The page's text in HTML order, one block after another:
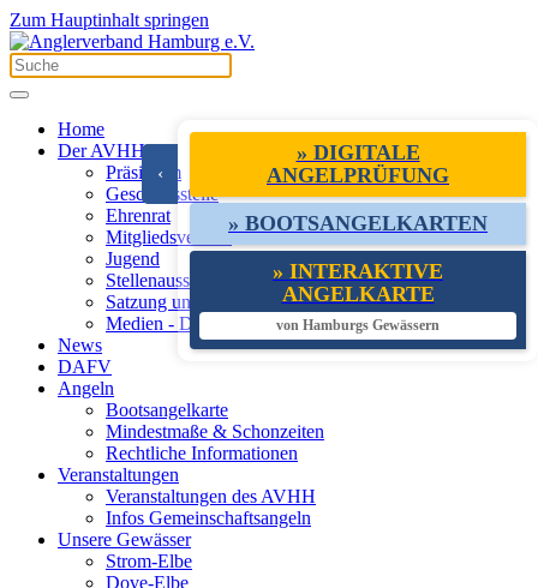
Zum Hauptinhalt springen
Home
Der AVHH
Präsidium
Geschäftsstelle
Ehrenrat
Mitgliedsvereine
Jugend
Stellenausschreibungen
Satzung und Leistungen
Medien - Downloads - Links
News
DAFV
Angeln
Bootsangelkarte
Mindestmaße & Schonzeiten
Rechtliche Informationen
Veranstaltungen
Veranstaltungen des AVHH
Infos Gemeinschaftsangeln
Unsere Gewässer
Strom-Elbe
Dove-Elbe
‹
» DIGITALE
ANGELPRÜFUNG
» BOOTSANGELKARTEN
» INTERAKTIVE
ANGELKARTE
von Hamburgs Gewässern